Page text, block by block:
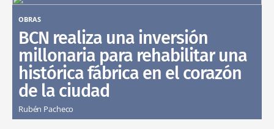
OBRAS
BCN realiza una inversión
millonaria para rehabilitar una
histórica fábrica en el corazón
de la ciudad
Rubén Pacheco